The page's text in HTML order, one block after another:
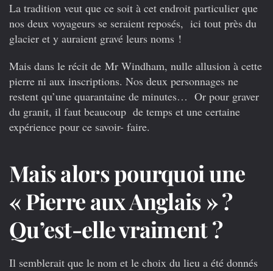
La tradition veut que ce soit à cet endroit particulier que
nos deux voyageurs se seraient reposés, ici tout près du
glacier et y auraient gravé leurs noms !
Mais dans le récit de Mr Windham, nulle allusion à cette
pierre ni aux inscriptions. Nos deux personnages ne
restent qu’une quarantaine de minutes… Or pour graver
du granit, il faut beaucoup de temps et une certaine
expérience pour ce savoir- faire.
Mais alors pourquoi une
« Pierre aux Anglais » ?
Qu’est-elle vraiment ?
Il semblerait que le nom et le choix du lieu a été donnés